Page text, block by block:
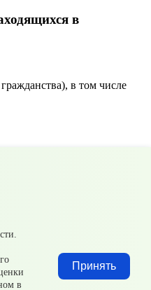
в
в том числе
в
Принять